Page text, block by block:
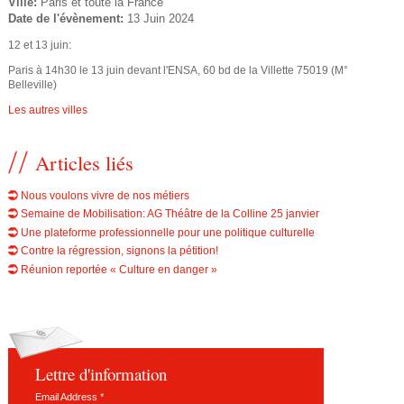
h
c
u
s
ê
t
s
i
c
i
Ville: Paris et toute la France
Date de l'évènement: 13 Juin 2024
12 et 13 juin:
Paris à 14h30 le 13 juin devant l'ENSA, 60 bd de la Villette 75019 (M°
Belleville)
Les autres villes
Articles liés
Nous voulons vivre de nos métiers
Semaine de Mobilisation: AG Théâtre de la Colline 25 janvier
Une plateforme professionnelle pour une politique culturelle
Contre la régression, signons la pétition!
Réunion reportée « Culture en danger »
Lettre d'information
Email Address *